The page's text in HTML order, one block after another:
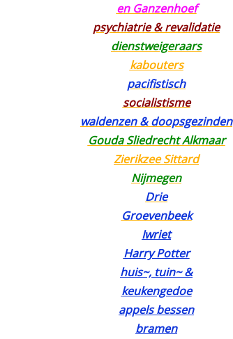
en Ganzenhoef
psychiatrie & revalidatie
dienstweigeraars
kabouters
pacifistisch
socialistisme
waldenzen & doopsgezinden
Gouda Sliedrecht Alkmaar
Zierikzee Sittard
Nijmegen
Drie
Groevenbeek
Iwriet
Harry Potter
huis~, tuin~ &
keukengedoe
appels bessen
bramen